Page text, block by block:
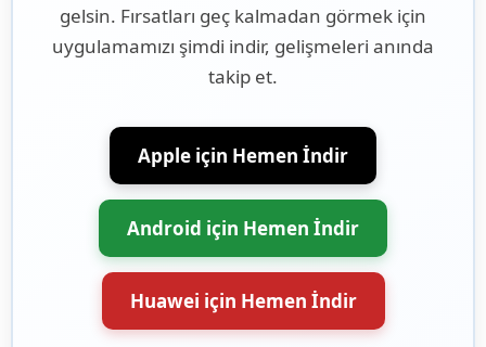
gelsin. Fırsatları geç kalmadan görmek için
uygulamamızı şimdi indir, gelişmeleri anında
takip et.
Apple için Hemen İndir
Android için Hemen İndir
Huawei için Hemen İndir